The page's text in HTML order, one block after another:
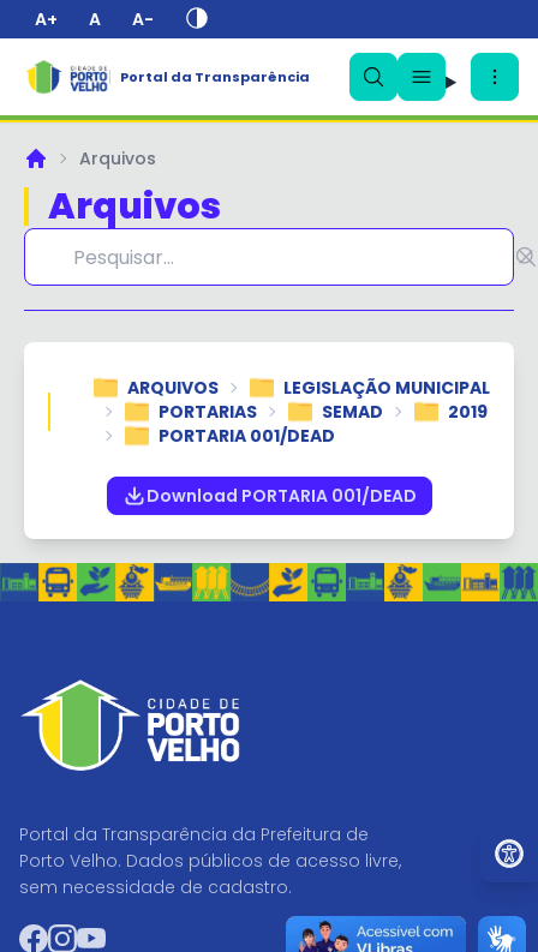
A+ A A-
Portal da Transparência
PrincipalArquivos
Arquivos
ARQUIVOS
LEGISLAÇÃO MUNICIPAL
PORTARIAS
SEMAD
2019
PORTARIA 001/DEAD
Download PORTARIA 001/DEAD
Portal da Transparência da Prefeitura de
Porto Velho. Dados públicos de acesso livre,
sem necessidade de cadastro.
Facebook
Instagram
YouTube
✕
Ir